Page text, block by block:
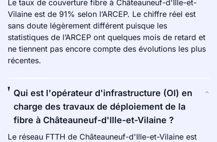
Le taux de couverture fibre à Châteauneuf-d'Ille-et-
Vilaine est de 91% selon l’ARCEP. Le chiffre réel est
sans doute légèrement différent puisque les
statistiques de l’ARCEP ont quelques mois de retard et
ne tiennent pas encore compte des évolutions les plus
récentes.
Qui est l'opérateur d'infrastructure (OI) en
charge des travaux de déploiement de la
fibre à Châteauneuf-d'Ille-et-Vilaine ?
Le réseau FTTH de Châteauneuf-d'Ille-et-Vilaine est